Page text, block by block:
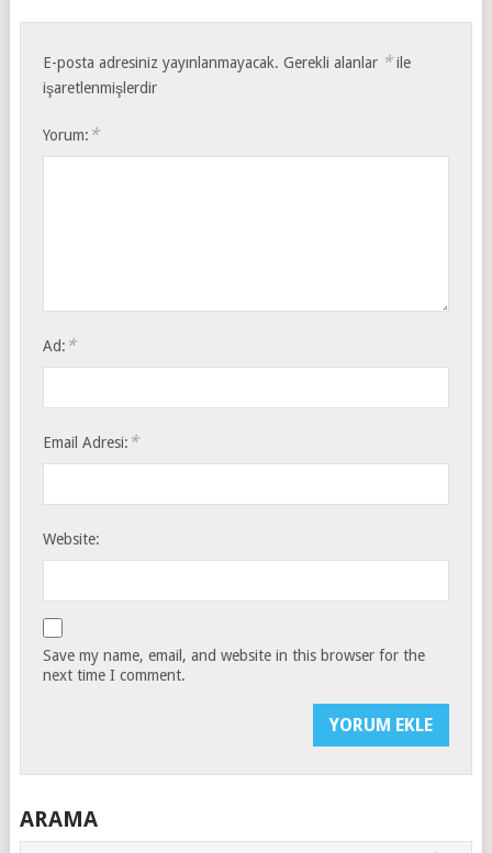
E-posta adresiniz yayınlanmayacak. Gerekli alanlar *ile
işaretlenmişlerdir
Yorum: *
Ad: *
Email Adresi: *
Website:
Save my name, email, and website in this browser for the
next time I comment.
ARAMA